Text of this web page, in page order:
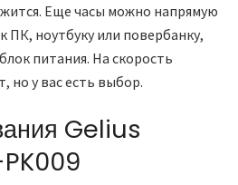
Еще часы можно напрямую
ПК, ноутбуку или повербанку,
питания. На скорость
но у вас есть выбор.
Gelius